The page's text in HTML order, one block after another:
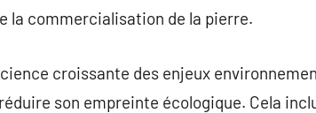
la commercialisation de la pierre.
croissante des enjeux
son empreinte écologique. Cela